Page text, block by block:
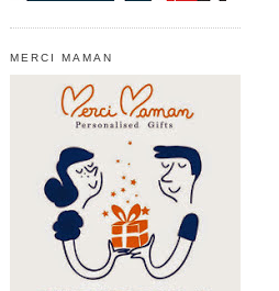
MERCI MAMAN